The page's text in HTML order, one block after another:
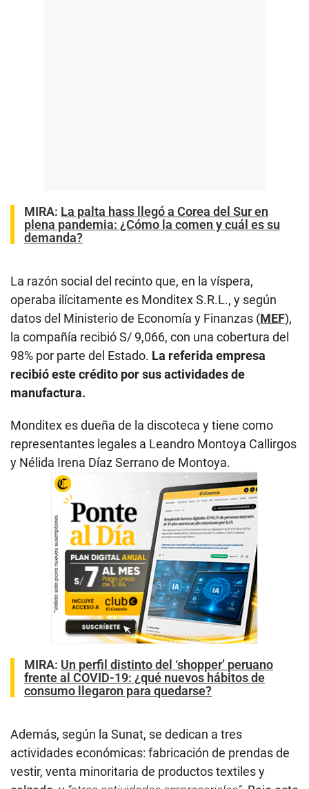
MIRA: La palta hass llegó a Corea del Sur en
plena pandemia: ¿Cómo la comen y cuál es su
demanda?
La razón social del recinto que, en la víspera,
operaba ilícitamente es Monditex S.R.L., y según
datos del Ministerio de Economía y Finanzas (MEF),
la compañía recibió S/ 9,066, con una cobertura del
98% por parte del Estado. La referida empresa
recibió este crédito por sus actividades de
manufactura.
Monditex es dueña de la discoteca y tiene como
representantes legales a Leandro Montoya Callirgos
y Nélida Irena Díaz Serrano de Montoya.
MIRA: Un perfil distinto del ‘shopper’ peruano
frente al COVID-19: ¿qué nuevos hábitos de
consumo llegaron para quedarse?
Además, según la Sunat, se dedican a tres
actividades económicas: fabricación de prendas de
vestir, venta minoritaria de productos textiles y